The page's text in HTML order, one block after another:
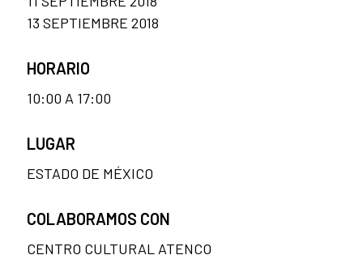
13 SEPTIEMBRE 2018
HORARIO
10:00 A 17:00
LUGAR
ESTADO DE MÉXICO
COLABORAMOS CON
CENTRO CULTURAL ATENCO